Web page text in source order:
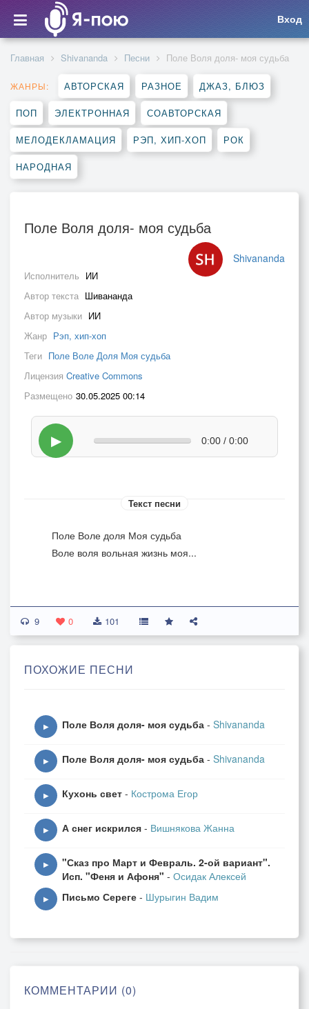
Вход
Главная Shivananda Песни Поле Воля доля- моя судьба
ЖАНРЫ: АВТОРСКАЯ РАЗНОЕ ДЖАЗ, БЛЮЗ
ПОП ЭЛЕКТРОННАЯ СОАВТОРСКАЯ
МЕЛОДЕКЛАМАЦИЯ РЭП, ХИП-ХОП РОК
НАРОДНАЯ
Поле Воля доля- моя судьба
Shivananda
Исполнитель ИИ
Автор текста Шивананда
Автор музыки ИИ
Жанр Рэп, хип-хоп
Теги Поле Воле Доля Моя судьба
Лицензия Creative Commons
Размещено 30.05.2025 00:14
▶ 0:00 / 0:00
Текст песни
Поле Воле доля Моя судьба
Воле воля вольная жизнь моя...
9 0 101
ПОХОЖИЕ ПЕСНИ
▶ Поле Воля доля- моя судьба - Shivananda
▶ Поле Воля доля- моя судьба - Shivananda
▶ Кухонь свет - Кострома Егор
▶ А снег искрился - Вишнякова Жанна
▶
"Сказ про Март и Февраль. 2-ой вариант".
Исп. "Феня и Афоня" - Осидак Алексей
▶ Письмо Сереге - Шурыгин Вадим
КОММЕНТАРИИ (0)